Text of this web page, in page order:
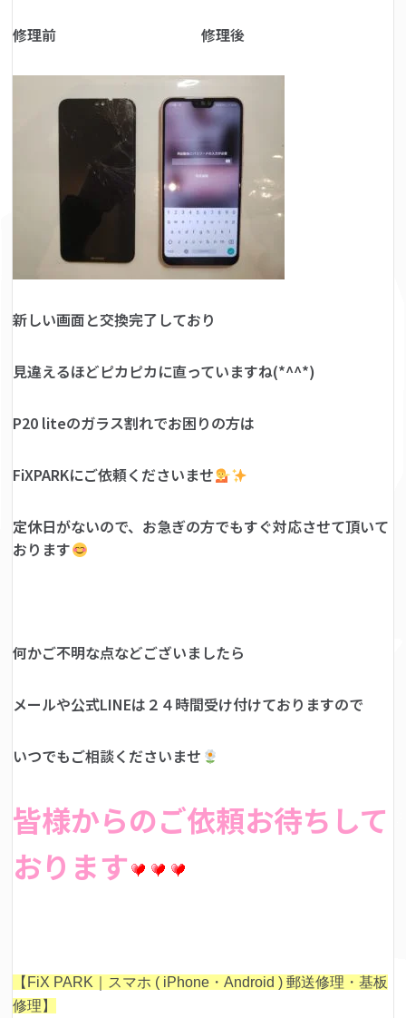
修理前 修理後
新しい画面と交換完了しており
見違えるほどピカピカに直っていますね(*^^*)
P20 liteのガラス割れでお困りの方は
FiXPARKにご依頼くださいませ
定休日がないので、お急ぎの方でもすぐ対応させて頂いて
おります
何かご不明な点などございましたら
メールや公式LINEは２４時間受け付けておりますので
いつでもご相談くださいませ
皆様からのご依頼お待ちして
おります
【FiX PARK｜スマホ ( iPhone・Android ) 郵送修理・基板
修理】